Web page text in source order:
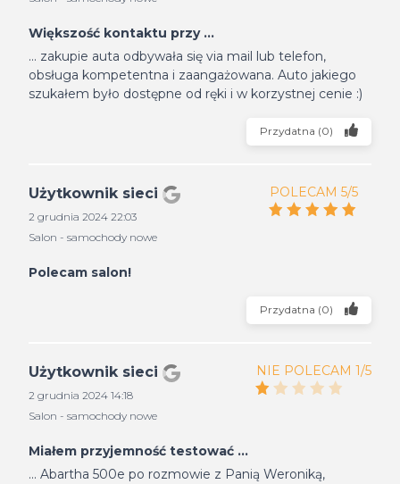
Większość kontaktu przy ...
... zakupie auta odbywała się via mail lub telefon,
obsługa kompetentna i zaangażowana. Auto jakiego
szukałem było dostępne od ręki i w korzystnej cenie :)
Przydatna (0)
Użytkownik sieci
2 grudnia 2024 22:03
Salon - samochody nowe
POLECAM 5/5
Polecam salon!
Przydatna (0)
Użytkownik sieci
2 grudnia 2024 14:18
Salon - samochody nowe
NIE POLECAM 1/5
Miałem przyjemność testować ...
... Abartha 500e po rozmowie z Panią Weroniką,